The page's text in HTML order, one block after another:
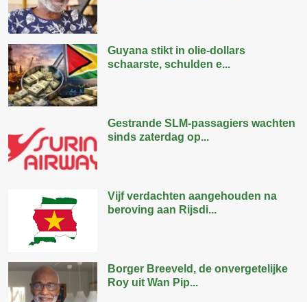
Guyana stikt in olie-dollars
schaarste, schulden e...
Gestrande SLM-passagiers wachten
sinds zaterdag op...
Vijf verdachten aangehouden na
beroving aan Rijsdi...
Borger Breeveld, de onvergetelijke
Roy uit Wan Pip...